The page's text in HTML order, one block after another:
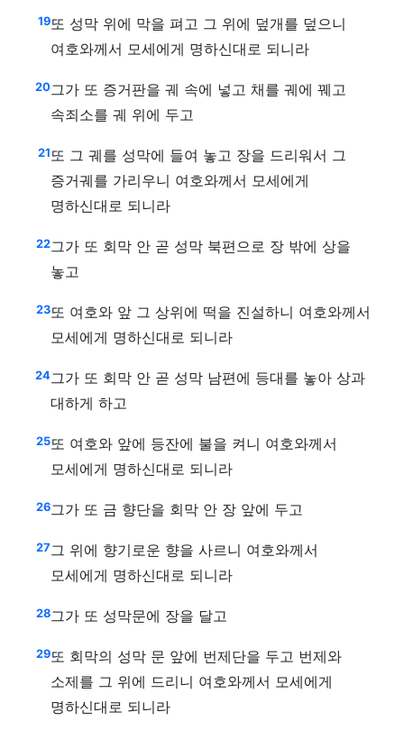
19또 성막 위에 막을 펴고 그 위에 덮개를 덮으니
여호와께서 모세에게 명하신대로 되니라
20그가 또 증거판을 궤 속에 넣고 채를 궤에 꿰고
속죄소를 궤 위에 두고
21또 그 궤를 성막에 들여 놓고 장을 드리워서 그
증거궤를 가리우니 여호와께서 모세에게
명하신대로 되니라
22그가 또 회막 안 곧 성막 북편으로 장 밖에 상을
놓고
23또 여호와 앞 그 상위에 떡을 진설하니 여호와께서
모세에게 명하신대로 되니라
24그가 또 회막 안 곧 성막 남편에 등대를 놓아 상과
대하게 하고
25또 여호와 앞에 등잔에 불을 켜니 여호와께서
모세에게 명하신대로 되니라
26그가 또 금 향단을 회막 안 장 앞에 두고
27그 위에 향기로운 향을 사르니 여호와께서
모세에게 명하신대로 되니라
28그가 또 성막문에 장을 달고
29또 회막의 성막 문 앞에 번제단을 두고 번제와
소제를 그 위에 드리니 여호와께서 모세에게
명하신대로 되니라